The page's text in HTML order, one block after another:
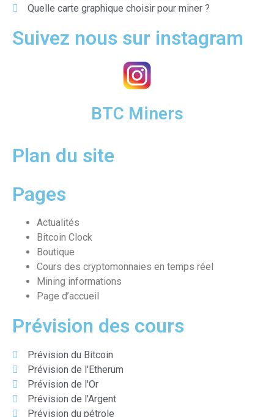
Quelle carte graphique choisir pour miner ?
Suivez nous sur instagram
BTC Miners
Plan du site
Pages
Actualités
Bitcoin Clock
Boutique
Cours des cryptomonnaies en temps réel
Mining informations
Page d’accueil
Prévision des cours
Prévision du Bitcoin
Prévision de l'Etherum
Prévision de l'Or
Prévision de l'Argent
Prévision du pétrole